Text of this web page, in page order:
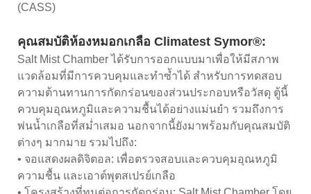
(CASS)
คุณสมบัติห้องหมอกเกลือ Climatest Symor®:
Salt Mist Chamber ได้รับการออกแบบมาเพื่อให้มีสภาพ
แวดล้อมที่มีการควบคุมและทำซ้ำได้ สำหรับการทดสอบ
ความต้านทานการกัดกร่อนของส่วนประกอบหรือวัสดุ ตู้นี้
ควบคุมอุณหภูมิและความชื้นได้อย่างแม่นยำ รวมถึงการ
พ่นน้ำเกลือที่สม่ำเสมอ นอกจากนี้ยังมาพร้อมกับคุณสมบัติ
ต่างๆ มากมาย รวมไปถึง:
• จอแสดงผลดิจิตอล: เพื่อตรวจสอบและควบคุมอุณหภูมิ
ความชื้น และเอาต์พุตสเปรย์เกลือ